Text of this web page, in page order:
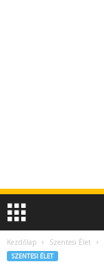
Kezdőlap Szentesi Élet
SZENTESI ÉLET